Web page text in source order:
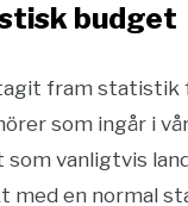
budget
fram statistik
som ingår i
vanligtvis
en normal